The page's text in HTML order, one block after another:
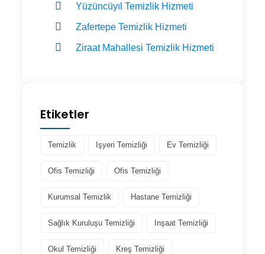
Yüzüncüyıl Temizlik Hizmeti
Zafertepe Temizlik Hizmeti
Ziraat Mahallesi Temizlik Hizmeti
Etiketler
Temizlik Işyeri Temizliği Ev Temizliği
Ofis Temizliği Ofis Temizliği
Kurumsal Temizlik Hastane Temizliği
Sağlık Kuruluşu Temizliği Inşaat Temizliği
Okul Temizliği Kreş Temizliği